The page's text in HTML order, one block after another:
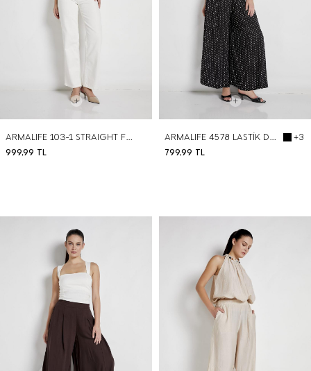
BEDEN SEÇ
ARMALIFE 103-1 STRAIGHT FIT YÜKSEK BEL KEMERLİ ESNEK DENİM KADIN PANTOLON
999,99 TL
BEDEN SEÇ
ARMALIFE 4578 LASTİK DETAYLI PİLELİ DÖKÜMLÜ VISKON KADIN PANTOLON
+3
799,99 TL